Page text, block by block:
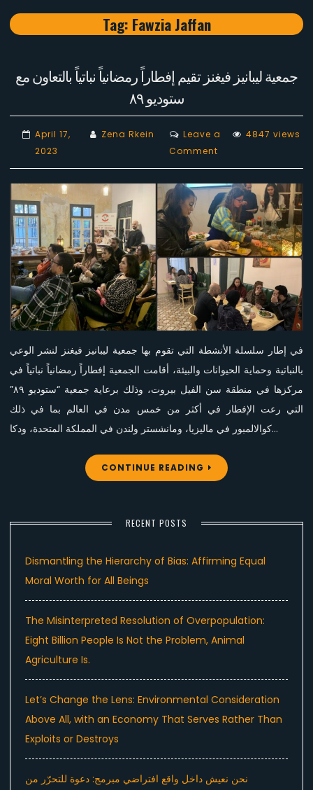
Tag: Fawzia Jaffan
جمعية ليبانيز فيغنز تقيم إفطاراً رمضانياً نباتياً بالتعاون مع
ستوديو ٨٩
April 17,
2023
Zena Rkein
Leave a
Commenton
جمعية
ليبانيز
فيغنز
تقيم
إفطاراً
رمضانياً
نباتياً
بالتعاون
مع
ستوديو
4847 views
في إطار سلسلة الأنشطة التي تقوم بها جمعية ليبانيز فيغنز لنشر الوعي
بالنباتية وحماية الحيوانات والبيئة، أقامت الجمعية إفطاراً رمضانياً نباتياً في
مركزها في منطقة سن الفيل بيروت، وذلك برعاية جمعية “ستوديو ٨٩”
التي رعت الإفطار في أكثر من خمس مدن في العالم بما في ذلك
كوالالمبور في ماليزيا، ومانشستر ولندن في المملكة المتحدة، ودكا…
CONTINUE READING
RECENT POSTS
Dismantling the Hierarchy of Bias: Affirming Equal
Moral Worth for All Beings
The Misinterpreted Resolution of Overpopulation:
Eight Billion People Is Not the Problem, Animal
Agriculture Is.
Let’s Change the Lens: Environmental Consideration
Above All, with an Economy That Serves Rather Than
Exploits or Destroys
نحن نعيش داخل واقع افتراضي مبرمج: دعوة للتحرّر من